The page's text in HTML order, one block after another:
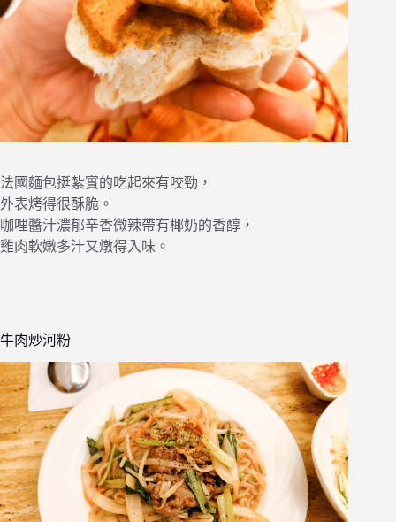
法國麵包挺紮實的吃起來有咬勁，
外表烤得很酥脆。
咖哩醬汁濃郁辛香微辣帶有椰奶的香醇，
雞肉軟嫩多汁又燉得入味。
牛肉炒河粉